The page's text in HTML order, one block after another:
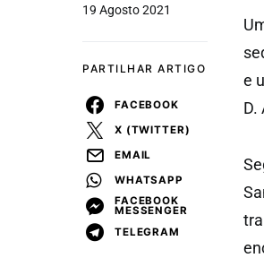
19 Agosto 2021
PARTILHAR ARTIGO
FACEBOOK
X (TWITTER)
EMAIL
WHATSAPP
FACEBOOK
MESSENGER
TELEGRAM
e
D.